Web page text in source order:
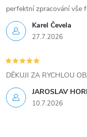
Karel Čevela
27.7.2026
perfektní zpracování vše
JAROSLAV
10.7.2026
DĚKUJI ZA RYCHLOU